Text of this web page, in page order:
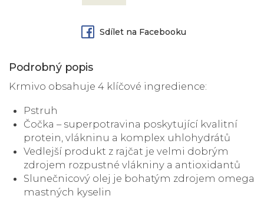
Sdílet na Facebooku
Podrobný popis
Krmivo obsahuje 4 klíčové ingredience:
Pstruh
Čočka – superpotravina poskytující kvalitní
protein, vlákninu a komplex uhlohydrátů
Vedlejší produkt z rajčat je velmi dobrým
zdrojem rozpustné vlákniny a antioxidantů
Slunečnicový olej je bohatým zdrojem omega
mastných kyselin